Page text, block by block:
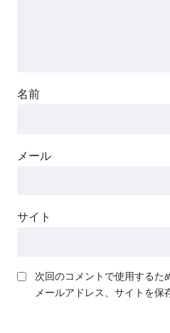
名前
メール
サイト
次回のコメントで使用するた
メールアドレス、サイトを保